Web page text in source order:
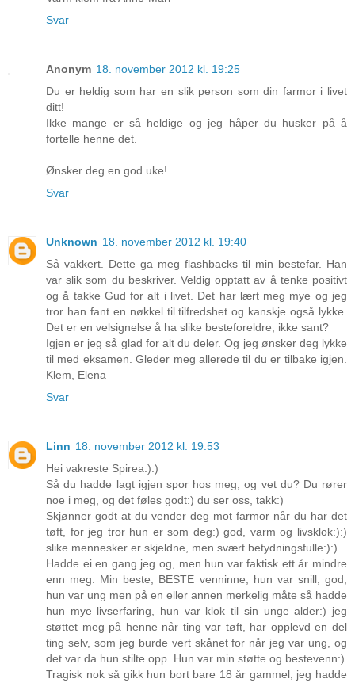
Svar
Anonym 18. november 2012 kl. 19:25
Du er heldig som har en slik person som din farmor i livet
ditt!
Ikke mange er så heldige og jeg håper du husker på å
fortelle henne det.
Ønsker deg en god uke!
Svar
Unknown 18. november 2012 kl. 19:40
Så vakkert. Dette ga meg flashbacks til min bestefar. Han
var slik som du beskriver. Veldig opptatt av å tenke positivt
og å takke Gud for alt i livet. Det har lært meg mye og jeg
tror han fant en nøkkel til tilfredshet og kanskje også lykke.
Det er en velsignelse å ha slike besteforeldre, ikke sant?
Igjen er jeg så glad for alt du deler. Og jeg ønsker deg lykke
til med eksamen. Gleder meg allerede til du er tilbake igjen.
Klem, Elena
Svar
Linn 18. november 2012 kl. 19:53
Hei vakreste Spirea:):)
Så du hadde lagt igjen spor hos meg, og vet du? Du rører
noe i meg, og det føles godt:) du ser oss, takk:)
Skjønner godt at du vender deg mot farmor når du har det
tøft, for jeg tror hun er som deg:) god, varm og livsklok:):)
slike mennesker er skjeldne, men svært betydningsfulle:):)
Hadde ei en gang jeg og, men hun var faktisk ett år mindre
enn meg. Min beste, BESTE venninne, hun var snill, god,
hun var ung men på en eller annen merkelig måte så hadde
hun mye livserfaring, hun var klok til sin unge alder:) jeg
støttet meg på henne når ting var tøft, har opplevd en del
ting selv, som jeg burde vert skånet for når jeg var ung, og
det var da hun stilte opp. Hun var min støtte og bestevenn:)
Tragisk nok så gikk hun bort bare 18 år gammel, jeg hadde